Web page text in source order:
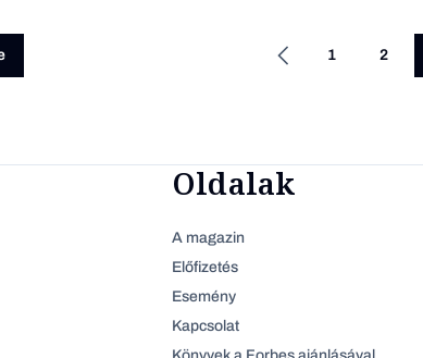
1 2
Oldalak
A magazin
Előfizetés
Esemény
Kapcsolat